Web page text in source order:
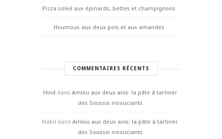
Pizza soleil aux épinards, bettes et champignons
Houmous aux deux pois et aux amandes
COMMENTAIRES RÉCENTS
Hind dans Amlou aux deux anis: la pâte à tartiner
des Soussis insouciants
Nabil dans Amlou aux deux anis: la pâte à tartiner
des Soussis insouciants